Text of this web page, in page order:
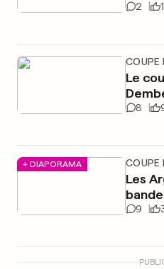
2
COUPE
Le
8
+ DIAPORAMA COUPE
Les
9